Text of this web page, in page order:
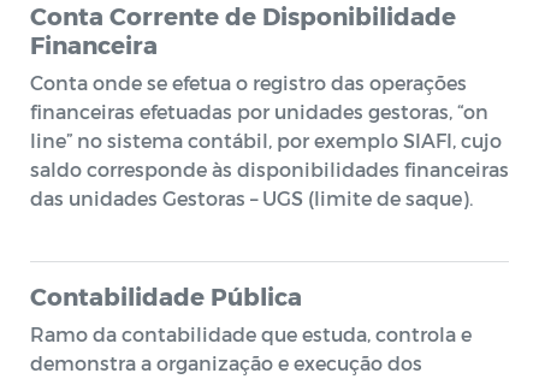
Conta Corrente de Disponibilidade
Financeira
Conta onde se efetua o registro das operações
financeiras efetuadas por unidades gestoras, “on
line” no sistema contábil, por exemplo SIAFI, cujo
saldo corresponde às disponibilidades financeiras
das unidades Gestoras – UGS (limite de saque).
Contabilidade Pública
Ramo da contabilidade que estuda, controla e
demonstra a organização e execução dos